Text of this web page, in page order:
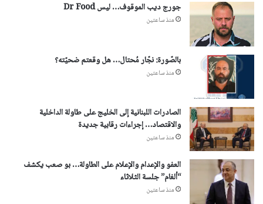
جورج ديب الموقوف… ليس Dr Food
منذ ساعتين
بالصّورة: نجّار مُحتال… هل وقعتم ضحيّته؟
منذ ساعتين
الصادرات اللبنانية إلى الخليج على طاولة الداخلية
والاقتصاد… إجراءات رقابية جديدة
منذ ساعتين
العفو والإعدام والإعلام على الطاولة… بو صعب يكشف
“ألغام” جلسة الثلاثاء
منذ ساعتين